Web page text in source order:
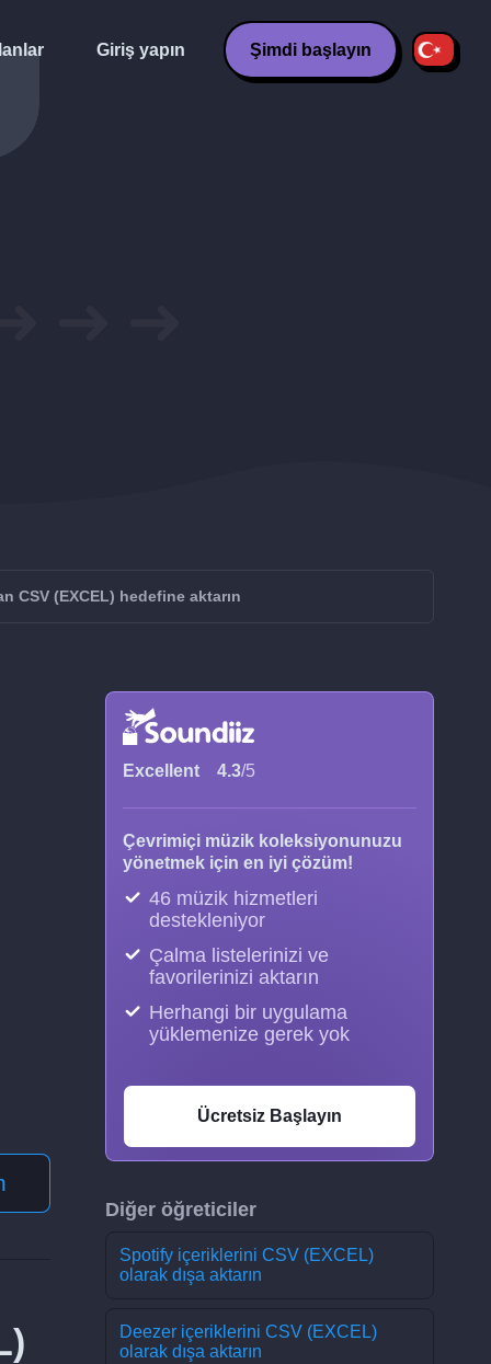
Giriş yapın Şimdi başlayın
CSV (EXCEL) hedefine aktarın
Excellent 4.3/5
Çevrimiçi müzik koleksiyonunuzu
yönetmek için en iyi çözüm!
46 müzik hizmetleri
destekleniyor
Çalma listelerinizi ve
favorilerinizi aktarın
Herhangi bir uygulama
yüklemenize gerek yok
Ücretsiz Başlayın
Diğer öğreticiler
Spotify içeriklerini CSV (EXCEL)
olarak dışa aktarın
Deezer içeriklerini CSV (EXCEL)
olarak dışa aktarın